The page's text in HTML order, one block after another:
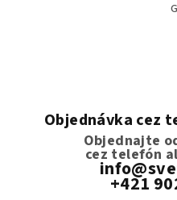
Objednávka cez
Objednajte
cez telefón
+421